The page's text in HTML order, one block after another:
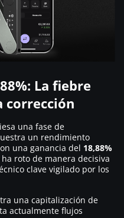
La fiebre
corrección
una fase de
un rendimiento
una ganancia del 18,88%
roto de manera decisiva
clave vigilado por los
una capitalización de
actualmente flujos